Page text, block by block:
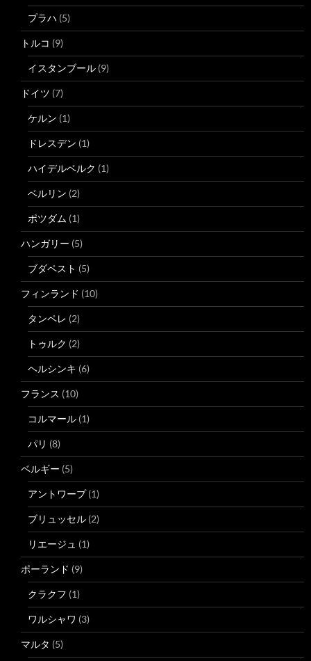
プラハ (5)
トルコ (9)
イスタンブール (9)
ドイツ (7)
ケルン (1)
ドレスデン (1)
ハイデルベルク (1)
ベルリン (2)
ポツダム (1)
ハンガリー (5)
ブダペスト (5)
フィンランド (10)
タンペレ (2)
トゥルク (2)
ヘルシンキ (6)
フランス (10)
コルマール (1)
パリ (8)
ベルギー (5)
アントワープ(1)
ブリュッセル (2)
リエージュ (1)
ポーランド (9)
クラクフ (1)
ワルシャワ (3)
マルタ (5)